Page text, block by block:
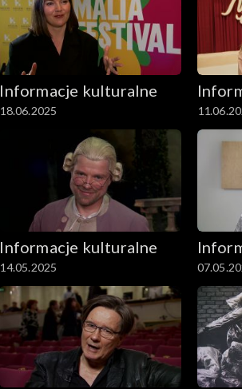
Informacje kulturalne
18.06.2025
Informacje kulturalne
14.05.2025